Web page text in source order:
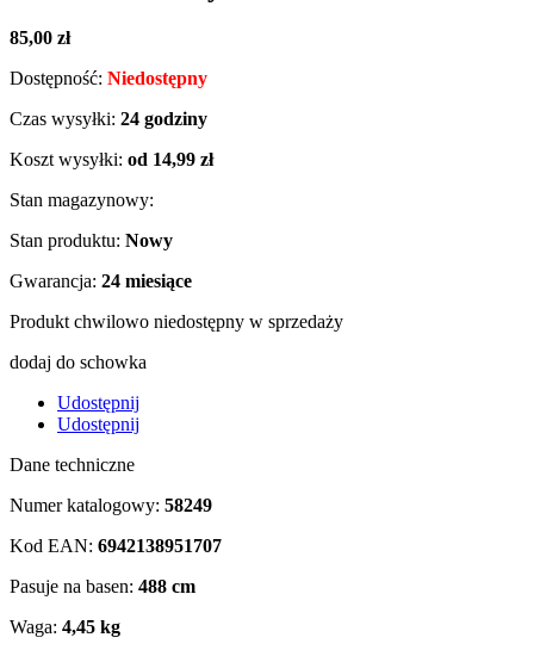
85,00 zł
Dostępność: Niedostępny
Czas wysyłki: 24 godziny
Koszt wysyłki: od 14,99 zł
Stan magazynowy:
Stan produktu: Nowy
Gwarancja: 24 miesiące
Produkt chwilowo niedostępny w sprzedaży
dodaj do schowka
Udostępnij
Udostępnij
Dane techniczne
Numer katalogowy: 58249
Kod EAN: 6942138951707
Pasuje na basen: 488 cm
Waga: 4,45 kg